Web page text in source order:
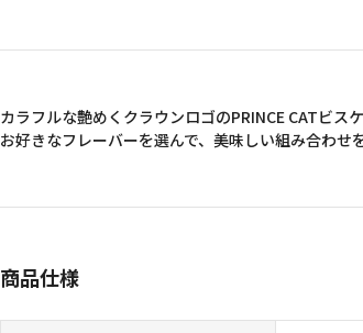
カラフルな艶めくクラウンロゴのPRINCE CATビス
お好きなフレーバーを選んで、美味しい組み合わせ
商品仕様